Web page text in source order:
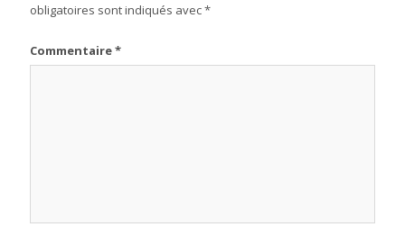
obligatoires sont indiqués avec*
Commentaire*